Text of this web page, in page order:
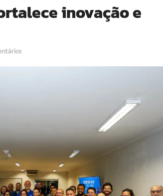
inovação e